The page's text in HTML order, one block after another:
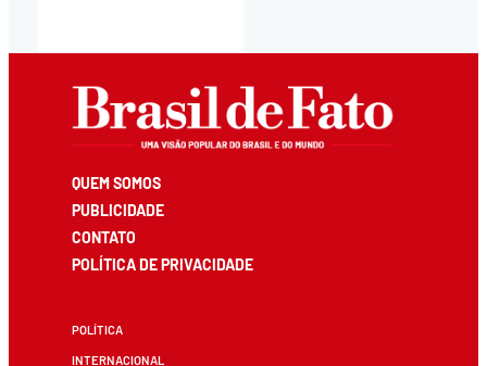
QUEM SOMOS
PUBLICIDADE
CONTATO
POLÍTICA DE PRIVACIDADE
POLÍTICA
INTERNACIONAL